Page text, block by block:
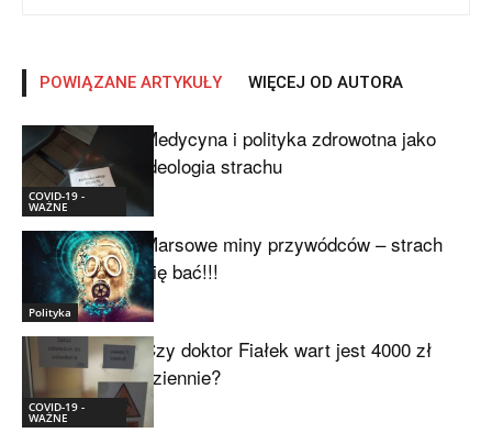
POWIĄZANE ARTYKUŁY WIĘCEJ OD AUTORA
COVID-19 -
WAŻNE
Medycyna i polityka zdrowotna jako
ideologia strachu
Polityka
Marsowe miny przywódców – strach
się bać!!!
COVID-19 -
WAŻNE
Czy doktor Fiałek wart jest 4000 zł
dziennie?